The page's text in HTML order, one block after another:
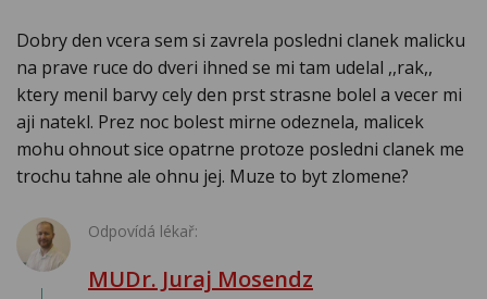
Dobry den vcera sem si zavrela posledni clanek malicku
na prave ruce do dveri ihned se mi tam udelal ,,rak,,
ktery menil barvy cely den prst strasne bolel a vecer mi
aji natekl. Prez noc bolest mirne odeznela, malicek
mohu ohnout sice opatrne protoze posledni clanek me
trochu tahne ale ohnu jej. Muze to byt zlomene?
Odpovídá lékař:
MUDr. Juraj Mosendz